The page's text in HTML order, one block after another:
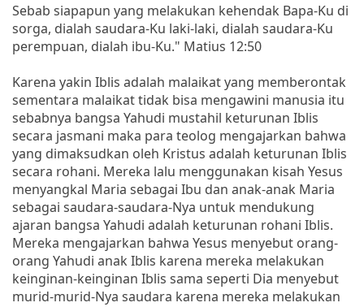
Sebab siapapun yang melakukan kehendak Bapa-Ku di
sorga, dialah saudara-Ku laki-laki, dialah saudara-Ku
perempuan, dialah ibu-Ku." Matius 12:50
Karena yakin Iblis adalah malaikat yang memberontak
sementara malaikat tidak bisa mengawini manusia itu
sebabnya bangsa Yahudi mustahil keturunan Iblis
secara jasmani maka para teolog mengajarkan bahwa
yang dimaksudkan oleh Kristus adalah keturunan Iblis
secara rohani. Mereka lalu menggunakan kisah Yesus
menyangkal Maria sebagai Ibu dan anak-anak Maria
sebagai saudara-saudara-Nya untuk mendukung
ajaran bangsa Yahudi adalah keturunan rohani Iblis.
Mereka mengajarkan bahwa Yesus menyebut orang-
orang Yahudi anak Iblis karena mereka melakukan
keinginan-keinginan Iblis sama seperti Dia menyebut
murid-murid-Nya saudara karena mereka melakukan